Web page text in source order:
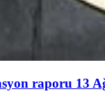
raporu 13